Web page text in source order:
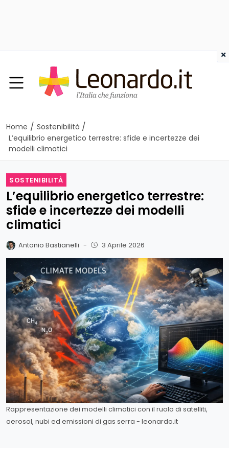
Home / Sostenibilità /
L’equilibrio energetico terrestre: sfide e incertezze dei
modelli climatici
SOSTENIBILITÀ
L’equilibrio energetico terrestre:
sfide e incertezze dei modelli
climatici
Antonio Bastianelli - 3 Aprile 2026
Rappresentazione dei modelli climatici con il ruolo di satelliti,
aerosol, nubi ed emissioni di gas serra - leonardo.it
×